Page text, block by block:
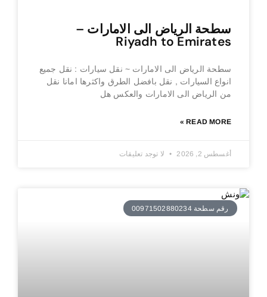
سطحة الرياض الى الامارات –
Riyadh to Emirates
سطحة الرياض الى الامارات ~ نقل سيارات : نقل جميع
انواع السيارات , نقل بافضل الطرق واكثرها امانا نقل
من الرياض الى الامارات والعكس هل
READ MORE »
أغسطس 2, 2026 لا توجد تعليقات
رقم سطحة 00971502880234